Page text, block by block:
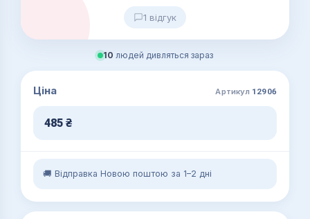
1 відгук
10 людей дивляться зараз
Ціна Артикул 12906
485 ₴
🚚 Відправка Новою поштою за 1–2 дні